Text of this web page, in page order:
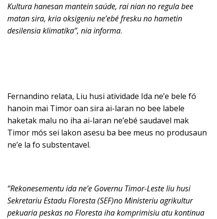
Kultura hanesan mantein saúde, rai nian no regula bee
matan sira, kria oksigeniu ne’ebé fresku no hametin
desilensia klimatíka”, nia informa.
Fernandino relata, Liu husi atividade Ida ne’e bele fó
hanoin mai Timor oan sira ai-laran no bee labele
haketak malu no iha ai-laran ne’ebé saudavel mak
Timor mós sei lakon asesu ba bee meus no produsaun
ne’e la fo substentavel.
“Rekonesementu ida ne’e Governu Timor-Leste liu husi
Sekretariu Estadu Floresta (SEF)no Ministeriu agrikultur
pekuaria peskas no Floresta iha komprimisiu atu kontinua